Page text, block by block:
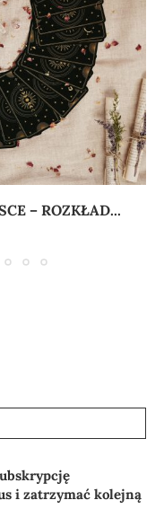
– ROZKŁAD...
i zatrzymać kolejną